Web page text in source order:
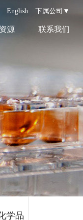
下属公司▼
English
源 联系我们
学品